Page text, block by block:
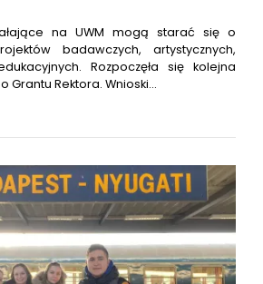
na UWM mogą starać się o
badawczych, artystycznych,
Rozpoczęła się kolejna
Grantu Rektora. Wnioski…